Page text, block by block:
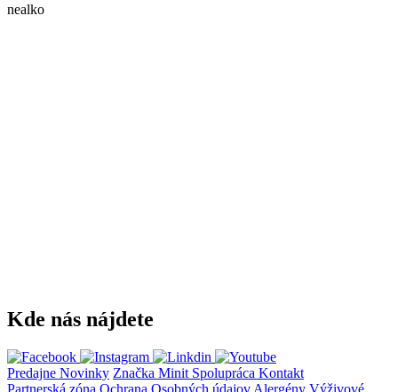
nealko
Kde nás nájdete
Predajne Novinky Značka Minit Spolupráca Kontakt
Partnerská zóna Ochrana Osobných údajov Alergény Výživové